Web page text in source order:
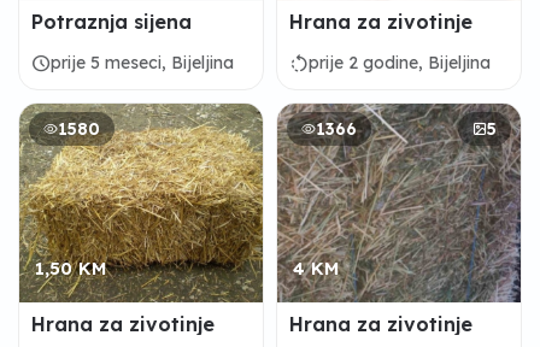
Potraznja sijena
scheduleprije 5 meseci, Bijeljina
Hrana za zivotinje
rotate_leftprije 2 godine, Bijeljina
1580
1,50 KM
Hrana za zivotinje
1366 5
4 KM
Hrana za zivotinje